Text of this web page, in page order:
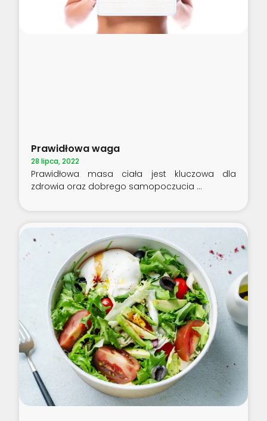
Prawidłowa waga
28 lipca, 2022
Prawidłowa masa ciała jest kluczowa dla
zdrowia oraz dobrego samopoczucia